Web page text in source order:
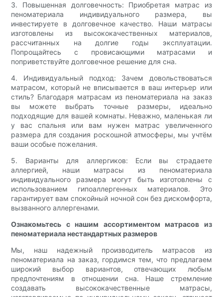
3. Повышенная долговечность: Приобретая матрас из
пеноматериала индивидуального размера, вы
инвестируете в долговечное качество. Наши матрасы
изготовлены из высококачественных материалов,
рассчитанных на долгие годы эксплуатации.
Попрощайтесь с провисающими матрасами и
поприветствуйте долговечное решение для сна.
4. Индивидуальный подход: Зачем довольствоваться
матрасом, который не вписывается в ваш интерьер или
стиль? Благодаря матрасам из пеноматериала на заказ
вы можете выбрать точные размеры, идеально
подходящие для вашей комнаты. Неважно, маленькая ли
у вас спальня или вам нужен матрас увеличенного
размера для создания роскошной атмосферы, мы учтём
ваши особые пожелания.
5. Варианты для аллергиков: Если вы страдаете
аллергией, наши матрасы из пеноматериала
индивидуального размера могут быть изготовлены с
использованием гипоаллергенных материалов. Это
гарантирует вам спокойный ночной сон без дискомфорта,
вызванного аллергенами.
Ознакомьтесь с нашим ассортиментом матрасов из
пеноматериала нестандартных размеров
Мы, наш надежный производитель матрасов из
пеноматериала на заказ, гордимся тем, что предлагаем
широкий выбор вариантов, отвечающих любым
предпочтениям в отношении сна. Наше стремление
создавать высококачественные матрасы,